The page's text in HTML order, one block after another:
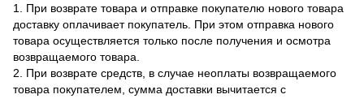
1. При возврате товара и отправке покупателю нового товара
доставку оплачивает покупатель. При этом отправка нового
товара осуществляется только после получения и осмотра
возвращаемого товара.
2. При возврате средств, в случае неоплаты возвращаемого
товара покупателем, сумма доставки вычитается с